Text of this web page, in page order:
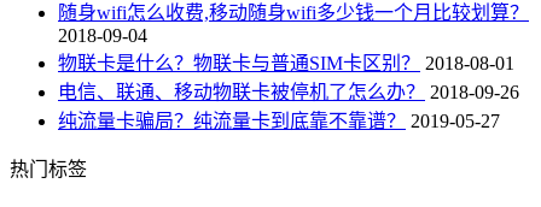
随身wifi怎么收费,移动随身wifi多少钱一个月比较划算？
2018-09-04
物联卡是什么？物联卡与普通SIM卡区别？
2018-08-01
电信、联通、移动物联卡被停机了怎么办？
2018-09-26
纯流量卡骗局？纯流量卡到底靠不靠谱？
2019-05-27
热门标签